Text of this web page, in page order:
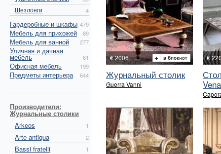
Шезлонги 4
Гардеробные и шкафы 479
Мебель для прихожей 89
Мебель для ванной 277
Уличная и дачная
мебель 61
Офисная мебель 199
Предметы интерьера 644
Производители:
Журнальные столики
Arkeos
1
Arte antiqua 2
Bassi fratelli 1
€ 2006
Журнальный столик
Guerra Vanni
€